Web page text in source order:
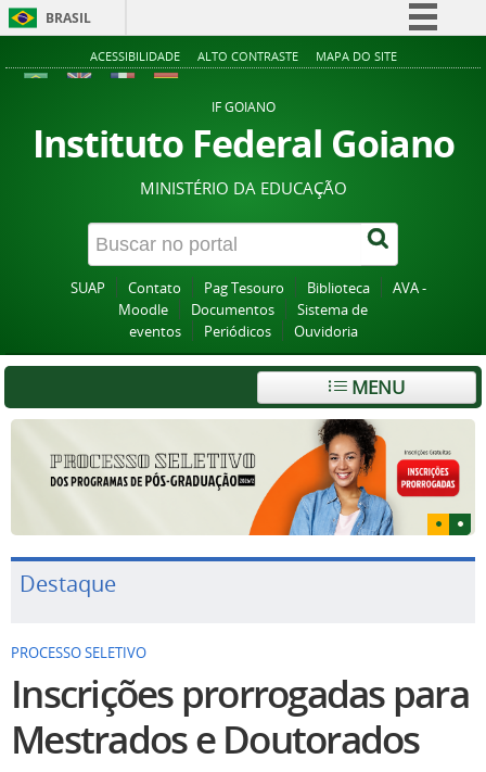
BRASIL
Simplifique!
Acesso à informação
Legislação
Canais
ACESSIBILIDADE ALTO CONTRASTE MAPA DO SITE
IF GOIANO
Instituto Federal Goiano
MINISTÉRIO DA EDUCAÇÃO
SUAP Contato Pag Tesouro Biblioteca
AVA -
Moodle
Documentos
Sistema de
eventos
Periódicos Ouvidoria
MENU
Destaque
PROCESSO SELETIVO
Inscrições prorrogadas para
Mestrados e Doutorados